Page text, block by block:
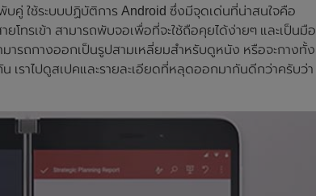
บคู่ ใช้ระบบปฏิบัติการ Android ซึ่งมีจุดเด่นที่น่าสนใจคือ
โทรเข้า สามารถพับจอเพื่อที่จะใช้ถือคุยได้ง่ายๆ และเป็นมือ
ารถกางออกเป็นรูปสามเหลี่ยมสำหรับดูหนัง หรือจะกางทั้ง
เราไปดูสเปคและรายละเอียดที่หลุดออกมากันดีกว่าครับว่า